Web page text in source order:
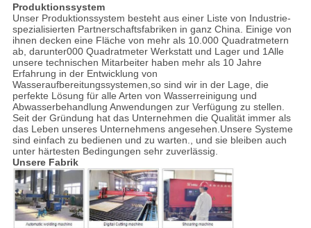
Produktionssystem
Unser Produktionssystem besteht aus einer Liste von Industrie-
spezialisierten Partnerschaftsfabriken in ganz China. Einige von
ihnen decken eine Fläche von mehr als 10.000 Quadratmetern
ab, darunter000 Quadratmeter Werkstatt und Lager und 1Alle
unsere technischen Mitarbeiter haben mehr als 10 Jahre
Erfahrung in der Entwicklung von
Wasseraufbereitungssystemen,so sind wir in der Lage, die
perfekte Lösung für alle Arten von Wasserreinigung und
Abwasserbehandlung Anwendungen zur Verfügung zu stellen.
Seit der Gründung hat das Unternehmen die Qualität immer als
das Leben unseres Unternehmens angesehen.Unsere Systeme
sind einfach zu bedienen und zu warten., und sie bleiben auch
unter härtesten Bedingungen sehr zuverlässig.
Unsere Fabrik